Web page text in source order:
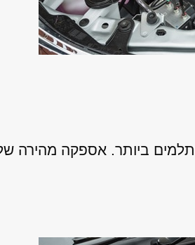
ביותר. אספקה מהירה